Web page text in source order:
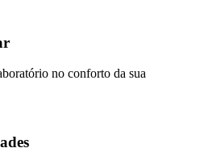
no conforto da sua